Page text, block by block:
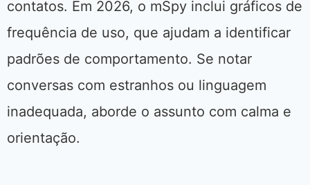
contatos. Em 2026, o mSpy inclui gráficos de
frequência de uso, que ajudam a identificar
padrões de comportamento. Se notar
conversas com estranhos ou linguagem
inadequada, aborde o assunto com calma e
orientação.